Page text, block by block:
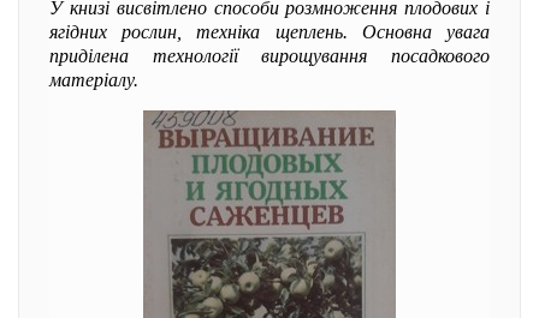
У книзі висвітлено способи розмноження плодових і
ягідних рослин, техніка щеплень. Основна увага
приділена технології вирощування посадкового
матеріалу.